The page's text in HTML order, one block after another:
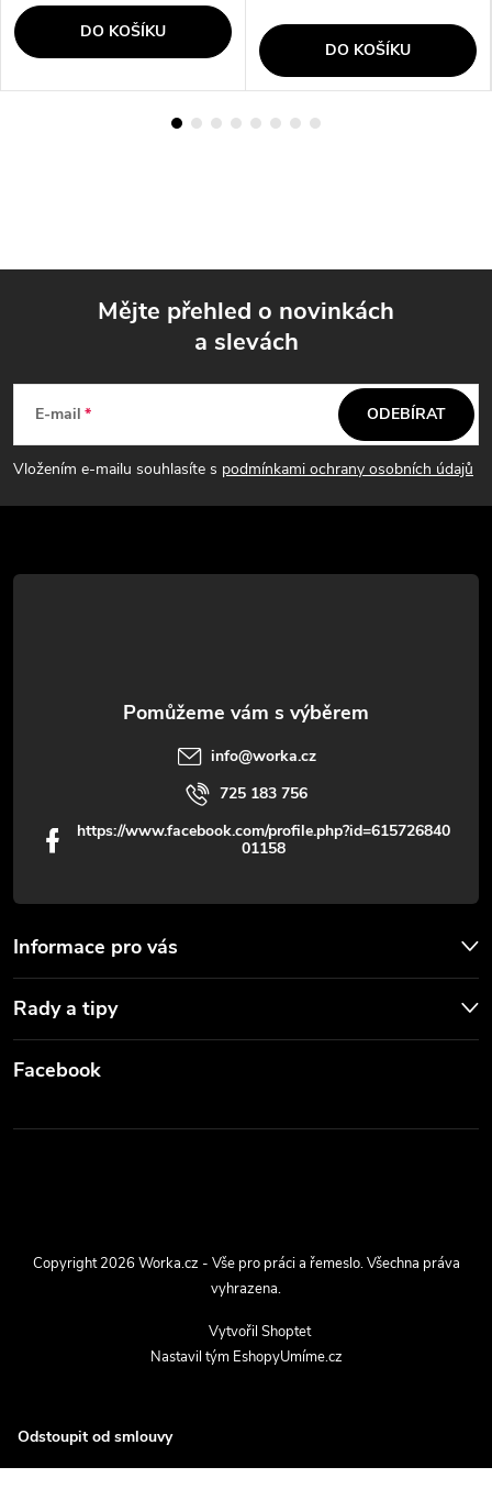
DO KOŠÍKU
DO KOŠÍKU
p
t
Mějte přehled o novinkách
a slevách
E-mail
Vložením e-mailu souhlasíte s podmínkami ochrany osobních údajů
ODEBÍRAT
Informace pro vás
Rady a tipy
info@worka.cz
725 183 756
https://www.facebook.com/profile.php?id=615726840
01158
Facebook
Vytvořil Shoptet
Nastavil tým EshopyUmíme.cz
Copyright 2026Worka.cz - Vše pro práci a řemeslo. Všechna práva
vyhrazena.
Odstoupit od smlouvy